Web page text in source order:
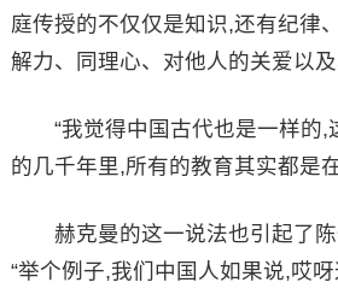
庭传授的不仅仅是知识,还有纪律
解力、同理心、对他人的关爱以及
“我觉得中国古代也是一样的,
的几千年里,所有的教育其实都是
赫克曼的这一说法也引起了陈
“举个例子,我们中国人如果说,哎